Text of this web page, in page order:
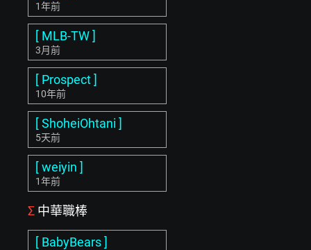
1年前
[ MLB-TW ]
3月前
[ Prospect ]
10年前
[ ShoheiOhtani ]
5天前
[ weiyin ]
1年前
Σ 中華職棒
[ BabyBears ]